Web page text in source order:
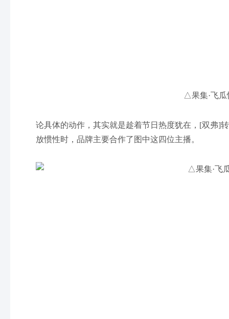
△果集·飞瓜
论具体的动作，其实就是趁着节日热度犹在，[双弗]
放惯性时，品牌主要合作了图中这四位主播。